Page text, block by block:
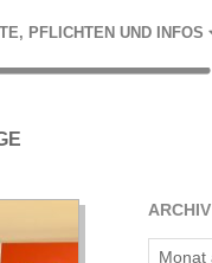
PFLICH­TEN UND INFOS
ARCHIV
Archiv